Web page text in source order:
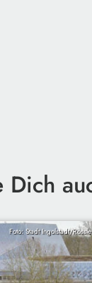
Dich
Foto: Stadt Ingolstadt/Rössle